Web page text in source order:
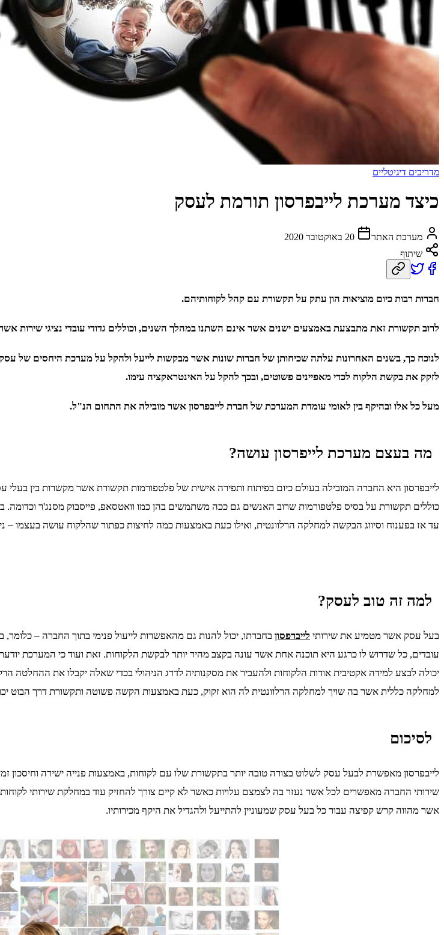
מדריכים דיגיטליים
כיצד מערכת לייבפרסון תורמת לעסק
מערכת האתר
20 באוקטובר 2020
שיתוף
חברות רבות כיום מוציאות הון עתק על תקשורת עם קהל לקוחותיהם.
לרוב תקשורת זאת מתבצעת באמצעים ישנים אשר אינם השתנו במהלך השנים, וכוללים גדודי עובדי נציגי שירות
לנוכח כך, בשנים האחרונות עלתה שכיחותן של חברות שונות אשר מבקשות לייעל ולהקל על מערכת היחסים של
לזקק את בקשת הלקוח לכדי מאפיינים פשוטים, ובכך להקל על האינטראקציה עימו.
מעל כל אלו ובהיקף בין לאומי עומדת המערכת של חברת לייבפרסון אשר מובילה את התחום הנ"ל.
מה בעצם מערכת לייפרסון עושה?
לייבפרסון היא החברה המובילה בעולם כיום בפיתוח ותפירה אישית של פלטפורמות תקשורת אשר מקשרות בין
כוללים תקשורת על בסיס פלטפורמות שרוב האנשים גם ככה משתמשים בהן כמו וואטסאפ, פייסבוק מסנג'ר
עד אז בפענוח וסיווג הבקשה למחלקה הרלוונטית, ואילו כעת באמצעות כמה לחיצות כפתור שהלקוח עושה בעצמו
למה זה טוב לעסק?
בעל עסק אשר מטמיע את שירותי לייברפסון בחברתו, יכול להנות גם מהאפשרות לייעול פנימי בתוך החברה –
עובדים, כל שדרוש לו כרגע היא תוכנה אחת אשר עונה בקצב מהיר יותר לבקשת הלקוחות. זאת ועוד כי המערכת
יכולה לבצע למידה אקטיבית אודות הלקוחות ולהעביר את מסקנותיה לדרג הניהולי בכדי שאלה יקבלו את ההחלטה
למחלקה כללית אשר בה שויך למחלקה הרלוונטית לה הוא זקוק, כעת באמצעות הקשה פשוטה ותקשורת דרך הבוט
לסיכום
לייבפרסון מאפשרת לבעל עסק לשלוט בצורה טובה יותר בתקשורת שלו עם לקוחות, באמצעות פנייה ישירה וחיסכון
שירותי החברה מאפשרים לכל אשר נעזר בה לצמצם עלויות כאשר לא קיים צורך להחזיק עוד במחלקת שירותי
אשר מהווה קרש קפיצה עבור כל בעל עסק שמעוניין להתייעל ולהגדיל את היקף מכירותיו.